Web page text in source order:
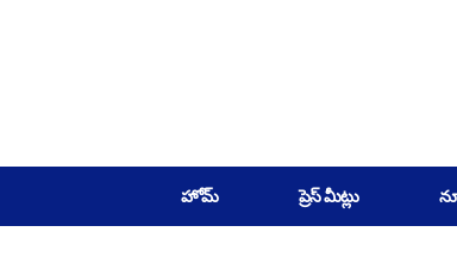
హోమ్ ప్రెస్ మీట్లు